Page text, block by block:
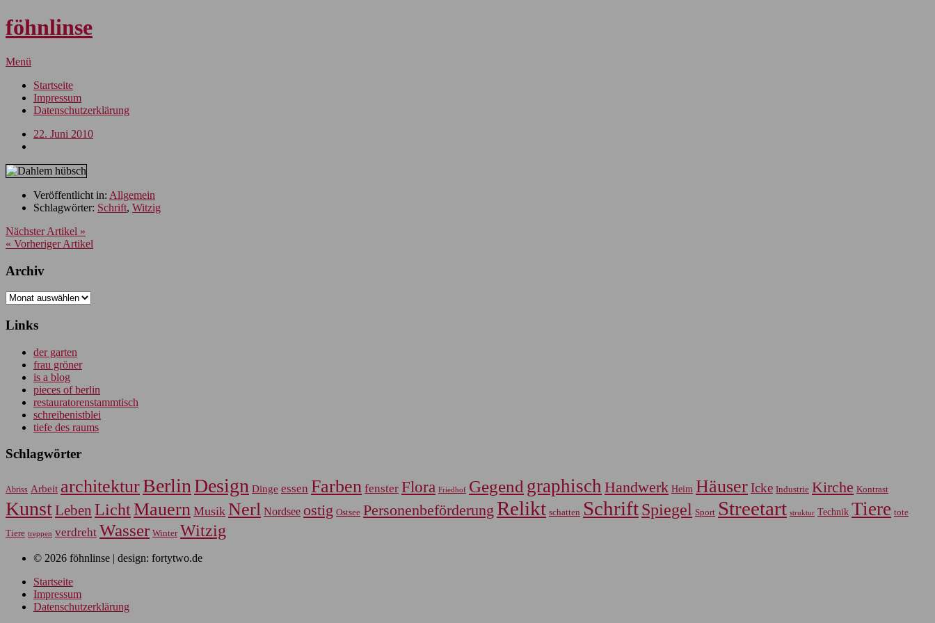
föhnlinse
Menü
Startseite
Impressum
Datenschutzerklärung
22. Juni 2010
Veröffentlicht in: Allgemein
Schlagwörter: Schrift, Witzig
Nächster Artikel »
« Vorheriger Artikel
Archiv
Archiv
Links
der garten
frau gröner
is a blog
pieces of berlin
restauratorenstammtisch
schreibenistblei
tiefe des raums
Schlagwörter
Abriss Arbeit architekturBerlin Design Dinge essen Farben fenster Flora Friedhof Gegend graphisch Handwerk Heim HäuserIcke Industrie Kirche Kontrast
KunstLeben LichtMauern Musik Nerl Nordsee ostig Ostsee Personenbeförderung Relikt schatten SchriftSpiegel Sport Streetart struktur Technik Tiere tote
Tiere treppen verdreht Wasser Winter Witzig
© 2026 föhnlinse | design: fortytwo.de
Startseite
Impressum
Datenschutzerklärung